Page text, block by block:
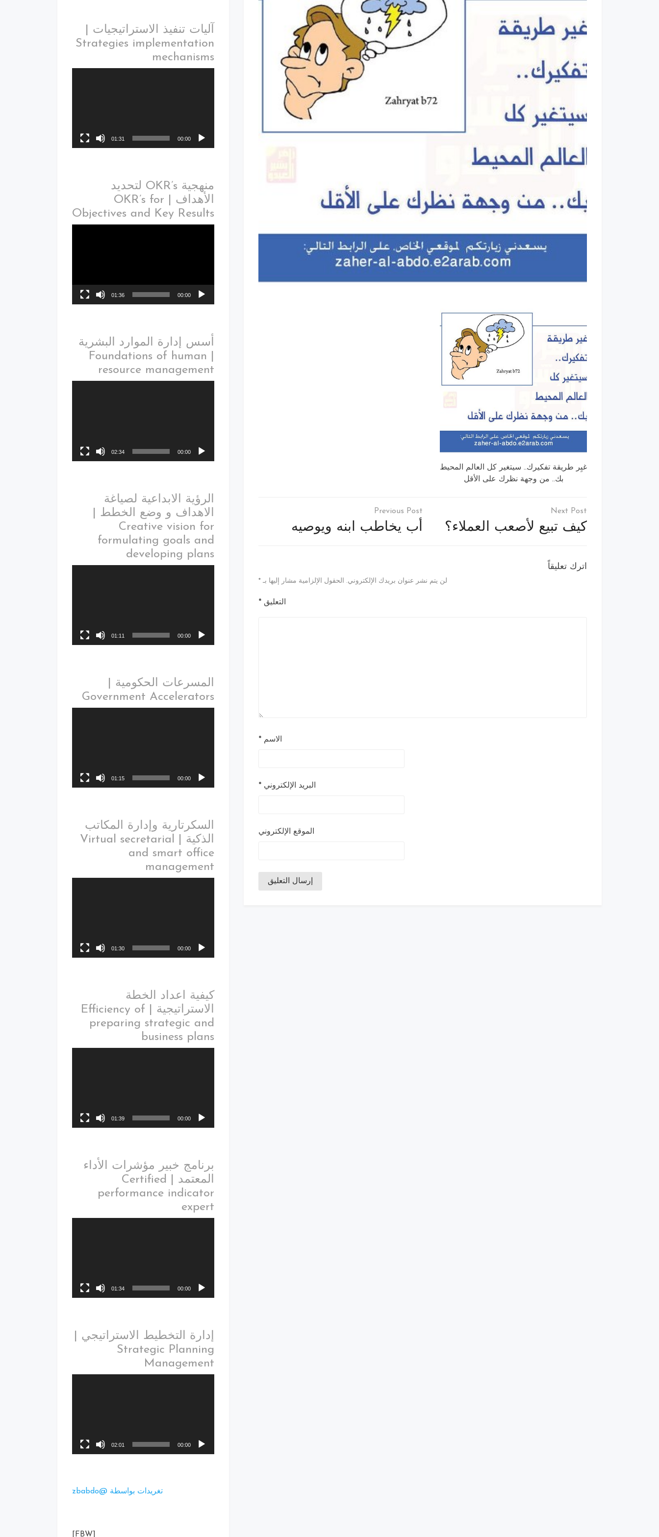
غيِر طريقة تفكيرك.. سيتغير كل العالم المحيط
بك.. من وجهة نظرك على الأقل
تصفّح
المقالات
أب يخاطب ابنه ويوصيه كيف تبيع لأصعب العملاء؟
اترك تعليقاً
لن يتم نشر عنوان بريدك الإلكتروني. الحقول الإلزامية مشار إليها بـ *
التعليق *
الاسم *
البريد الإلكتروني *
الموقع الإلكتروني
آليات تنفيذ الاستراتيجيات |
Strategies implementation
mechanisms
00:00
01:31
منهجية OKR’s لتحديد
الأهداف | OKR’s for
Objectives and Key Results
00:00
01:36
أسس إدارة الموارد البشرية
| Foundations of human
resource management
00:00
02:34
الرؤية الابداعية لصياغة
الاهداف و وضع الخطط |
Creative vision for
formulating goals and
developing plans
00:00
01:11
المسرعات الحكومية |
Government Accelerators
00:00
01:15
السكرتارية وإدارة المكاتب
الذكية | Virtual secretarial
and smart office
management
00:00
01:30
كيفية اعداد الخطة
الاستراتيجية | Efficiency of
preparing strategic and
business plans
00:00
01:39
برنامج خبير مؤشرات الأداء
المعتمد | Certified
performance indicator
expert
00:00
01:34
إدارة التخطيط الاستراتيجي |
Strategic Planning
Management
00:00
02:01
تغريدات بواسطة @zbabdo